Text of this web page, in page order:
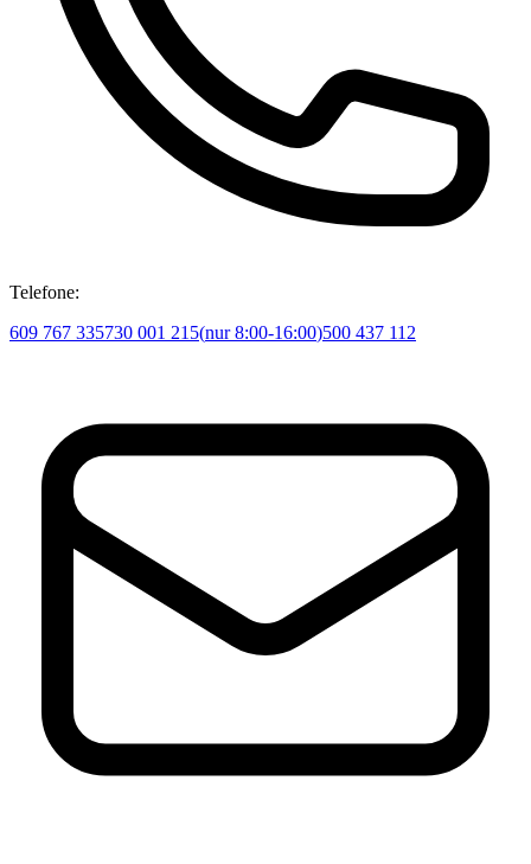
Telefone:
609 767 335730 001 215(nur 8:00-16:00)500 437 112